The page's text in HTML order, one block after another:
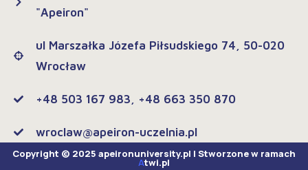
"Apeiron"
ul Marszałka Józefa Piłsudskiego 74, 50-020
Wrocław
+48 503 167 983, +48 663 350 870
wroclaw@apeiron-uczelnia.pl
Copyright © 2025 apeironuniversity.pl | Stworzone w ramach
Atwi.pl